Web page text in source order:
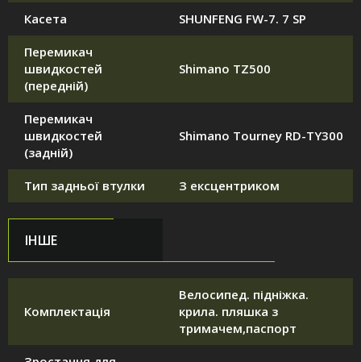
Касета SHUNFENG FW-7. 7 SP
Перемикач
швидкостей
(передній)
Shimano TZ500
Перемикач
швидкостей
(задній)
Shimano Tourney RD-TY300
Тип задньої втулки З ексцентриком
ІНШЕ
Комплектація
Велосипед. підніжка.
крила. пляшка з
тримачем,паспорт